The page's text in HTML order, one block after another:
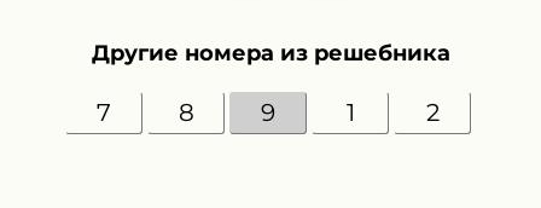
Другие номера из решебника
7 8 9 1 2